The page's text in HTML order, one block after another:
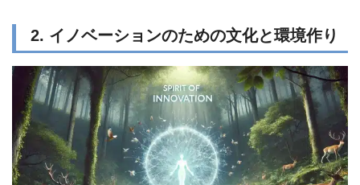
2. イノベーションのための文化と環境作り